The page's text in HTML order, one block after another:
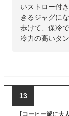
いストロー付
きるジャグに
歩けて、保冷
冷力の高いタ
13